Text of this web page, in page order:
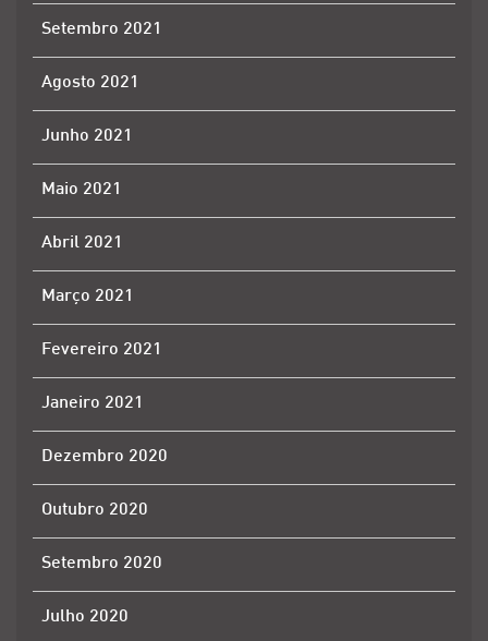
Setembro 2021
Agosto 2021
Junho 2021
Maio 2021
Abril 2021
Março 2021
Fevereiro 2021
Janeiro 2021
Dezembro 2020
Outubro 2020
Setembro 2020
Julho 2020